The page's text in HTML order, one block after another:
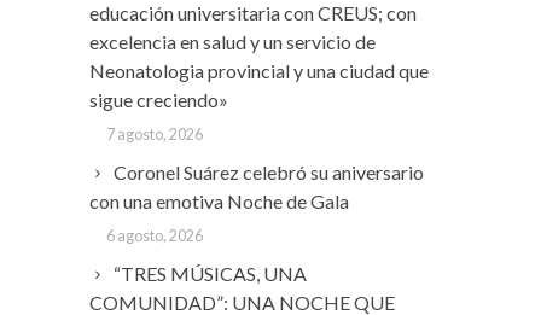
educación universitaria con CREUS; con
excelencia en salud y un servicio de
Neonatologia provincial y una ciudad que
sigue creciendo»
7 agosto, 2026
Coronel Suárez celebró su aniversario
con una emotiva Noche de Gala
6 agosto, 2026
“TRES MÚSICAS, UNA
COMUNIDAD”: UNA NOCHE QUE